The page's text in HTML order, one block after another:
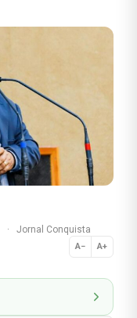
· Jornal Conquista
A− A+
Normal